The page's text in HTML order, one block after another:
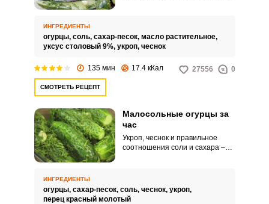
ИНГРЕДИЕНТЫ
огурцы, соль, сахар-песок, масло растительное,
уксус столовый 9%, укроп, чеснок
135 мин 17.4 кКал 27556 0
СМОТРЕТЬ РЕЦЕПТ
Малосольные огурцы за
час
Укроп, чеснок и правильное
соотношения соли и сахара –
будут радовать вас своим
ароматом и характерным
ИНГРЕДИЕНТЫ
огурцы, сахар-песок, соль, чеснок, укроп,
перец красный молотый